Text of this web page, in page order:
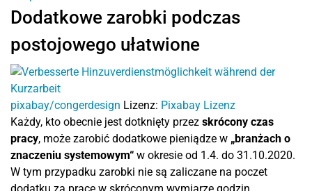
Dodatkowe zarobki podczas
postojowego ułatwione
pixabay/congerdesign Lizenz: Pixabay Lizenz
Każdy, kto obecnie jest dotknięty przez skrócony czas
pracy, może zarobić dodatkowe pieniądze w „branżach o
znaczeniu systemowym“ w okresie od 1.4. do 31.10.2020.
W tym przypadku zarobki nie są zaliczane na poczet